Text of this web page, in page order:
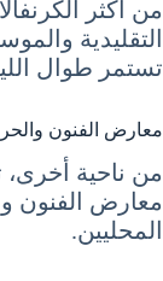
من أكثر
التقليدية
تستمر طوال
معارض الفنون
من ناحية
معارض الفنون
المحليين.